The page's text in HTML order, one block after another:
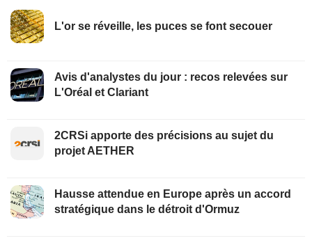
L'or se réveille, les puces se font secouer
Avis d'analystes du jour : recos relevées sur
L'Oréal et Clariant
2CRSi apporte des précisions au sujet du
projet AETHER
Hausse attendue en Europe après un accord
stratégique dans le détroit d'Ormuz